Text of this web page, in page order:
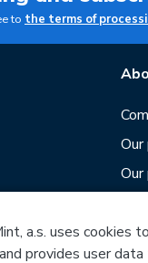
to the terms of
Our
Our
a.s. uses cookies
provides user